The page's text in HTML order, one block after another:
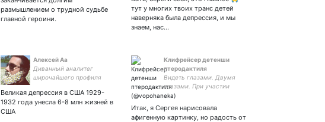
размышлением о трудной судьбе
главной героини.
тут у многих твоих транс детей
наверняка была депрессия, и мы
знаем, нас…
Алексей Аа
Диванный аналитег
широчайшего профиля
Великая депрессия в США 1929-
1932 года унесла 6-8 млн жизней в
США
Клифрейсер детенши
птеродактиля
Видеть глазами. Двумя
глазами. При участии
специального гостя -
Итак, я Сергея нарисовала
афигенную картинку, но радость от